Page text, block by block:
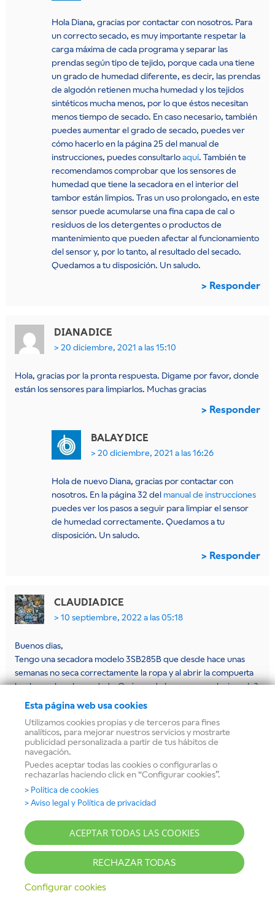
Esta página web usa cookies
Utilizamos cookies propias y de terceros para fines
analíticos, para mejorar nuestros servicios y mostrarte
publicidad personalizada a partir de tus hábitos de
navegación.
Puedes aceptar todas las cookies o configurarlas o
rechazarlas haciendo click en “Configurar cookies”.
> Política de cookies
> Aviso legal y Política de privacidad
ACEPTAR TODAS LAS COOKIES
RECHAZAR TODAS
Configurar cookies
Hola Diana, gracias por contactar con nosotros. Para
un correcto secado, es muy importante respetar la
carga máxima de cada programa y separar las
prendas según tipo de tejido, porque cada una tiene
un grado de humedad diferente, es decir, las prendas
de algodón retienen mucha humedad y los tejidos
sintéticos mucha menos, por lo que éstos necesitan
menos tiempo de secado. En caso necesario, también
puedes aumentar el grado de secado, puedes ver
cómo hacerlo en la página 25 del manual de
instrucciones, puedes consultarloaquí. También te
recomendamos comprobar que los sensores de
humedad que tiene la secadora en el interior del
tambor están limpios. Tras un uso prolongado, en este
sensor puede acumularse una fina capa de cal o
residuos de los detergentes o productos de
mantenimiento que pueden afectar al funcionamiento
del sensor y, por lo tanto, al resultado del secado.
Quedamos a tu disposición. Un saludo.
Responder
DIANA DICE
20 diciembre, 2021 a las 15:10
Hola, gracias por la pronta respuesta. Digame por favor, donde
están los sensores para limpiarlos. Muchas gracias
Responder
BALAY DICE
20 diciembre, 2021 a las 16:26
Hola de nuevo Diana, gracias por contactar con
nosotros. En la página 32 del manual de instrucciones
puedes ver los pasos a seguir para limpiar el sensor
de humedad correctamente. Quedamos a tu
disposición. Un saludo.
Responder
CLAUDIA DICE
10 septiembre, 2022 a las 05:18
Buenos dias,
Tengo una secadora modelo 3SB285B que desde hace unas
semanas no seca correctamente la ropa y al abrir la compuerta
huele mucho a humedad. ¿Qué puedo hacer para solucionarlo?
Antes nunca había hecho este olor y secaba la ropa
correctamente. Mantengo los filtros siempre limpios, además
ahora después de cada lavado me aparece el símbolo de limpiar
el filtro, cosa que antes no sucedía. Limpio todos los filtros en
cada lavado, pero sigue saliendo la ropa húmeda y huele mal el
tambor.
12 septiembre, 2022 a las 18:50
Hola Claudia, gracias por contactar con nosotros. Te
recomendamos comprobar que los sensores de
humedad que tiene la secadora en el interior del